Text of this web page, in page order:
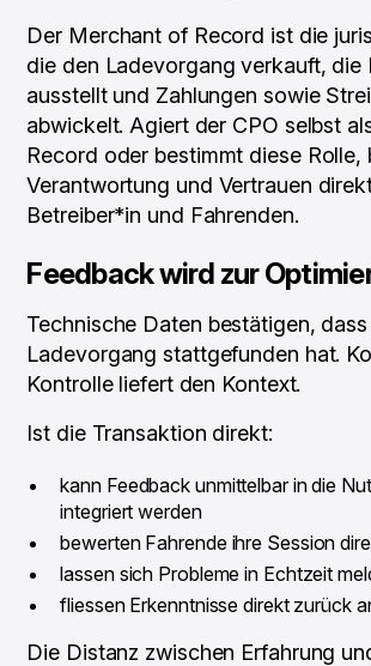
Der Merchant of Record ist die
die den Ladevorgang verkauft, die
ausstellt und Zahlungen sowie
abwickelt. Agiert der CPO selbst
Record oder bestimmt diese Rolle,
Verantwortung und Vertrauen
Betreiber*in und Fahrenden.
Feedback wird zur
Technische Daten bestätigen, dass
Ladevorgang stattgefunden hat.
Kontrolle liefert den Kontext.
Ist die Transaktion direkt:
kann Feedback unmittelbar in die
integriert werden
bewerten Fahrende ihre Session
lassen sich Probleme in Echtzeit
fliessen Erkenntnisse direkt zurück
Die Distanz zwischen Erfahrung